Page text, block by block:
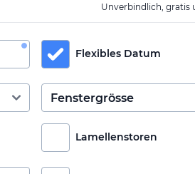
Unverbindlich, gratis
Flexibles Datum
Lamellenstoren